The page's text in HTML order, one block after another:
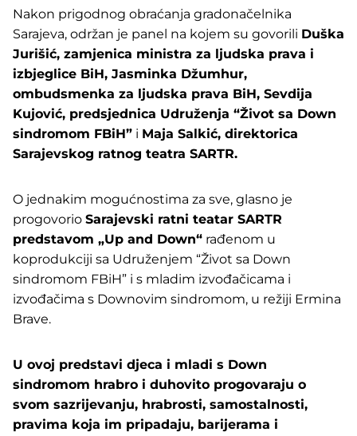
Nakon prigodnog obraćanja gradonačelnika
Sarajeva, održan je panel na kojem su govorili Duška
Jurišić, zamjenica ministra za ljudska prava i
izbjeglice BiH, Jasminka Džumhur,
ombudsmenka za ljudska prava BiH, Sevdija
Kujović, predsjednica Udruženja “Život sa Down
sindromom FBiH” i Maja Salkić, direktorica
Sarajevskog ratnog teatra SARTR.
O jednakim mogućnostima za sve, glasno je
progovorio Sarajevski ratni teatar SARTR
predstavom „Up and Down“ rađenom u
koprodukciji sa Udruženjem “Život sa Down
sindromom FBiH” i s mladim izvođačicama i
izvođačima s Downovim sindromom, u režiji Ermina
Brave.
U ovoj predstavi djeca i mladi s Down
sindromom hrabro i duhovito progovaraju o
svom sazrijevanju, hrabrosti, samostalnosti,
pravima koja im pripadaju, barijerama i